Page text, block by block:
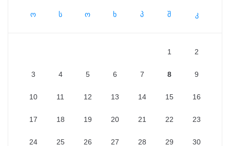
ო ს ო ხ პ შ კ
1 2
3 4 5 6 7 8 9
10 11 12 13 14 15 16
17 18 19 20 21 22 23
24 25 26 27 28 29 30